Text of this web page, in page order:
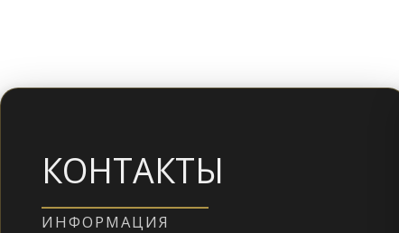
КОНТАКТЫ
ИНФОРМАЦИЯ